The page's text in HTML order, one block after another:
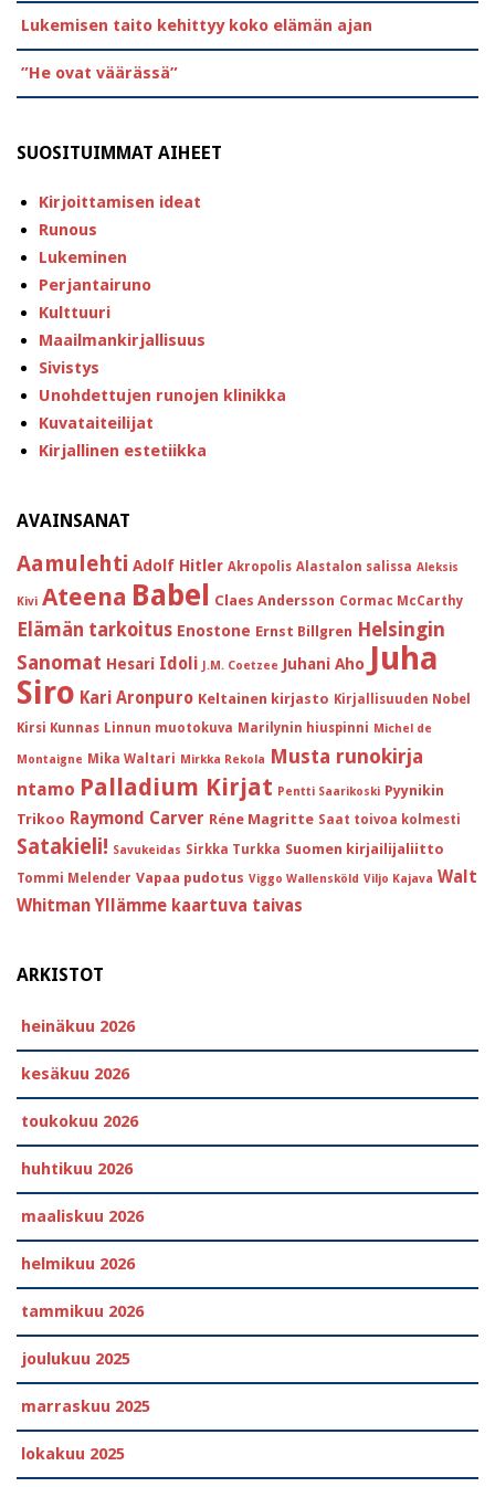
Lukemisen taito kehittyy koko elämän ajan
”He ovat väärässä”
SUOSITUIMMAT AIHEET
Kirjoittamisen ideat
Runous
Lukeminen
Perjantairuno
Kulttuuri
Maailmankirjallisuus
Sivistys
Unohdettujen runojen klinikka
Kuvataiteilijat
Kirjallinen estetiikka
AVAINSANAT
Aamulehti Adolf Hitler Akropolis Alastalon salissa Aleksis
Kivi Ateena Babel Claes Andersson Cormac McCarthy
Elämän tarkoitus Enostone Ernst Billgren Helsingin
Sanomat Hesari Idoli J.M. Coetzee Juhani Aho Juha
Siro Kari Aronpuro Keltainen kirjasto Kirjallisuuden Nobel
Kirsi Kunnas Linnun muotokuva Marilynin hiuspinni Michel de
Montaigne Mika Waltari Mirkka Rekola Musta runokirja
ntamo Palladium Kirjat Pentti Saarikoski Pyynikin
Trikoo Raymond Carver Réne Magritte Saat toivoa kolmesti
Satakieli! Savukeidas Sirkka Turkka Suomen kirjailijaliitto
Tommi Melender Vapaa pudotus Viggo Wallensköld Viljo Kajava Walt
Whitman Yllämme kaartuva taivas
ARKISTOT
heinäkuu 2026
kesäkuu 2026
toukokuu 2026
huhtikuu 2026
maaliskuu 2026
helmikuu 2026
tammikuu 2026
joulukuu 2025
marraskuu 2025
lokakuu 2025